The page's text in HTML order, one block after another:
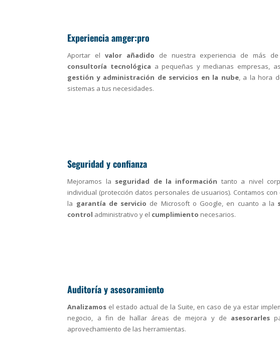
Experiencia amger:pro
Aportar elvalor añadido de nuestra experiencia de más
consultoría tecnológica a pequeñas y medianas empresas,
gestión y administración de servicios en la nube, a la hora
sistemas a tus necesidades.
Seguridad y confianza
Mejoramos la seguridad de la información tanto a nivel
individual (protección datos personales de usuarios). Contamos con
la garantía de servicio de Microsoft o Google, en cuanto a la
control administrativo y el cumplimiento necesarios.
Auditoría y asesoramiento
Analizamos el estado actual de la Suite, en caso de ya estar
negocio, a fin de hallar áreas de mejora y de asesorarles
aprovechamiento de las herramientas.